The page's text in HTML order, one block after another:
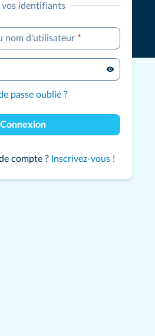
vos identifiants
nom d'utilisateur *
passe oublié ?
Connexion
compte ? Inscrivez-vous !